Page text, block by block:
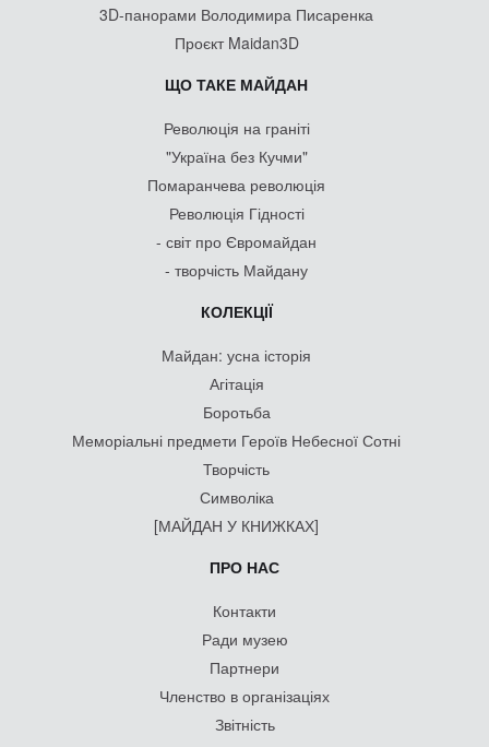
3D-панорами Володимира Писаренка
Проєкт Maidan3D
ЩО ТАКЕ МАЙДАН
Революція на граніті
"Україна без Кучми"
Помаранчева революція
Революція Гідності
- світ про Євромайдан
- творчість Майдану
КОЛЕКЦІЇ
Майдан: усна історія
Агітація
Боротьба
Меморіальні предмети Героїв Небесної Сотні
Творчість
Символіка
[МАЙДАН У КНИЖКАХ]
ПРО НАС
Контакти
Ради музею
Партнери
Членство в організаціях
Звітність